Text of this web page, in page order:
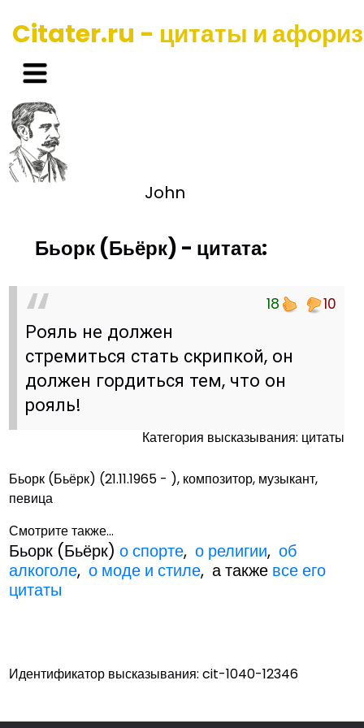
Citater.ru - цитаты и
John
Бьорк (Бьёрк) - цитата:
18 10
Рояль не должен
стремиться стать скрипкой, он
должен гордиться тем, что он
рояль!
Категория высказывания: цитаты
Бьорк (Бьёрк) (21.11.1965 - ), композитор, музыкант,
певица
Смотрите также...
Бьорк (Бьёрк)о спорте,о религии,об
алкоголе,о моде и стиле, а также все его
цитаты
Идентификатор высказывания: cit-1040-12346